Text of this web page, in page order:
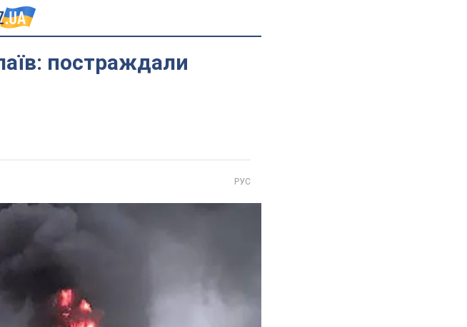
постраждали
РУС